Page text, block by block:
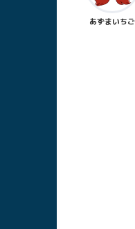
あずまいちご